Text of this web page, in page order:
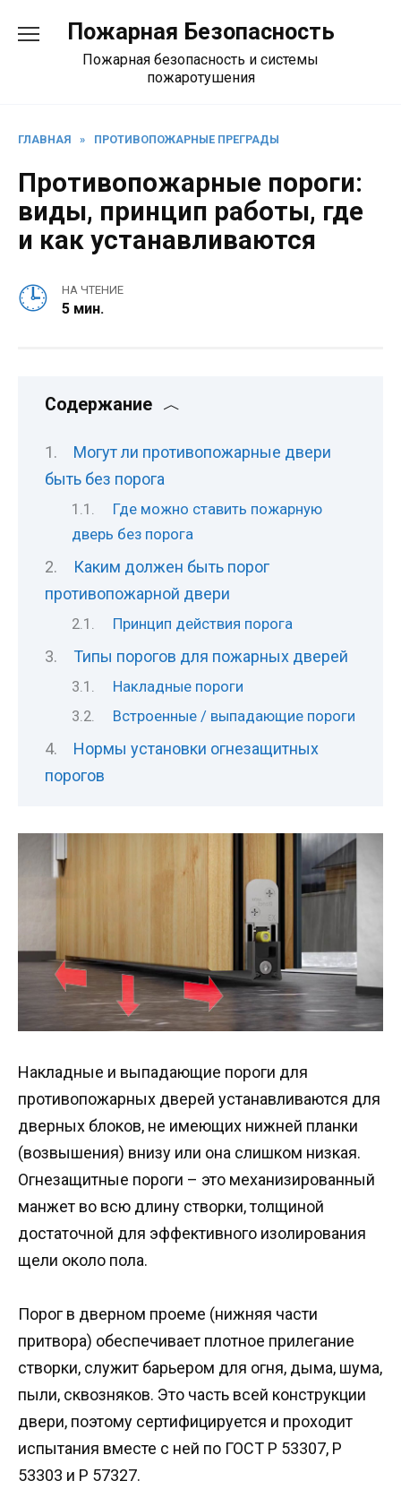
содержанию
Пожарная Безопасность
Пожарная безопасность и системы
пожаротушения
ГЛАВНАЯ » ПРОТИВОПОЖАРНЫЕ ПРЕГРАДЫ
Противопожарные пороги:
виды, принцип работы, где
и как устанавливаются
НА ЧТЕНИЕ
5 мин.
Содержание
Могут ли противопожарные двери
быть без порога
Где можно ставить пожарную
дверь без порога
Каким должен быть порог
противопожарной двери
Принцип действия порога
Типы порогов для пожарных дверей
Накладные пороги
Встроенные / выпадающие пороги
Нормы установки огнезащитных
порогов
Накладные и выпадающие пороги для
противопожарных дверей устанавливаются для
дверных блоков, не имеющих нижней планки
(возвышения) внизу или она слишком низкая.
Огнезащитные пороги – это механизированный
манжет во всю длину створки, толщиной
достаточной для эффективного изолирования
щели около пола.
Порог в дверном проеме (нижняя части
притвора) обеспечивает плотное прилегание
створки, служит барьером для огня, дыма, шума,
пыли, сквозняков. Это часть всей конструкции
двери, поэтому сертифицируется и проходит
испытания вместе с ней по ГОСТ Р 53307, Р
53303 и Р 57327.